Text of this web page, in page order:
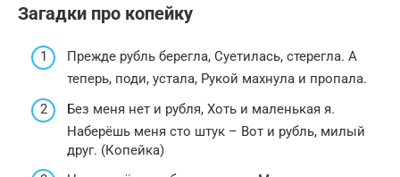
Загадки про копейку
Прежде рубль берегла, Суетилась, стерегла. А
теперь, поди, устала, Рукой махнула и пропала.
Без меня нет и рубля, Хоть и маленькая я.
Наберёшь меня сто штук – Вот и рубль, милый
друг. (Копейка)